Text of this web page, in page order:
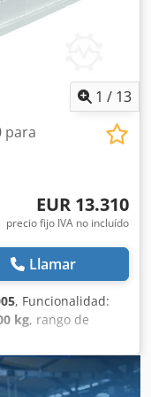
- Cabezal de 4
suave -
- peso:
1 / 13
para
EUR 13.310
precio fijo IVA no incluído
Llamar
, Funcionalidad:
kg, rango de
polaca - año de
- Rango de